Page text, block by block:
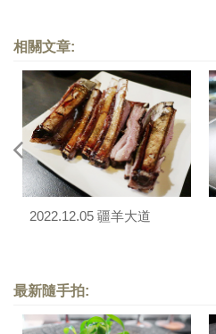
相關文章:
2022.12.05 疆羊大道
最新隨手拍: